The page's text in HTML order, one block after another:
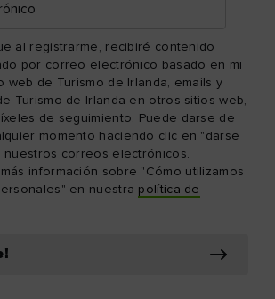
al registrarme, recibiré contenido
por correo electrónico basado en mi
web de Turismo de Irlanda, emails y
Turismo de Irlanda en otros sitios web,
de seguimiento. Puede darse de
momento haciendo clic en "darse
nuestros correos electrónicos.
información sobre "Cómo utilizamos
en nuestra política de